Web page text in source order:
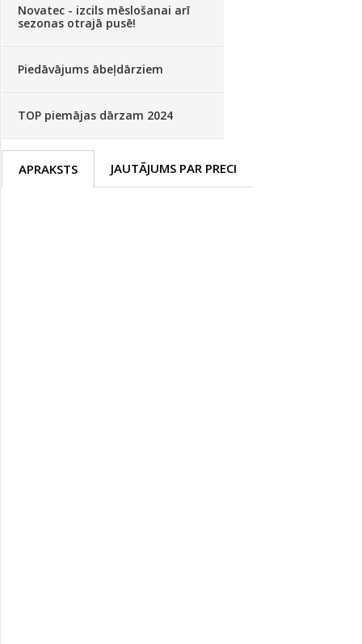
Novatec - izcils mēslošanai arī
sezonas otrajā pusē!
Piedāvājums ābeļdārziem
TOP piemājas dārzam 2024
APRAKSTS JAUTĀJUMS PAR PRECI